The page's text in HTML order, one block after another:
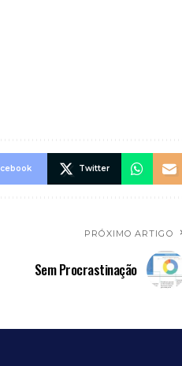
Twitter
PRÓXIMO ARTIGO
Sem Procrastinação